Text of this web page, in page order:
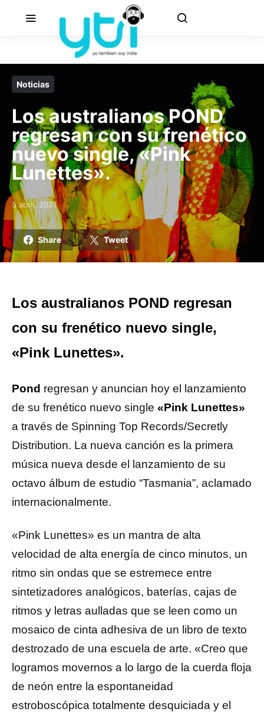
Noticias
Los australianos POND
regresan con su frenético
nuevo single, «Pink
Lunettes».
Posted on
5 abril, 2021
Share Tweet
Los australianos POND regresan
con su frenético nuevo single,
«Pink Lunettes».
Pond regresan y anuncian hoy el lanzamiento
de su frenético nuevo single «Pink Lunettes»
a través de Spinning Top Records/Secretly
Distribution. La nueva canción es la primera
música nueva desde el lanzamiento de su
octavo álbum de estudio “Tasmania”, aclamado
internacionalmente.
«Pink Lunettes» es un mantra de alta
velocidad de alta energía de cinco minutos, un
ritmo sin ondas que se estremece entre
sintetizadores analógicos, baterías, cajas de
ritmos y letras aulladas que se leen como un
mosaico de cinta adhesiva de un libro de texto
destrozado de una escuela de arte. «Creo que
logramos movernos a lo largo de la cuerda floja
de neón entre la espontaneidad
estroboscópica totalmente desquiciada y el